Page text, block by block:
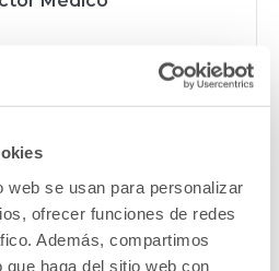
web se usan para personalizar
ofrecer funciones de redes
Además, compartimos
haga del sitio web con